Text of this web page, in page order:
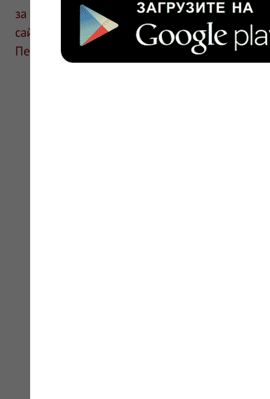
за информацию в отзывах. Описание
сайте для ознакомления и не является
Перед применением необходима